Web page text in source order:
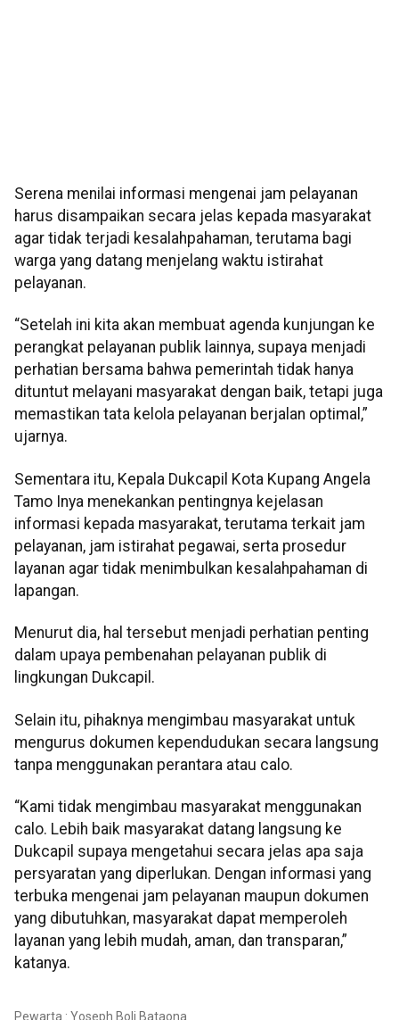
Serena menilai informasi mengenai jam pelayanan
harus disampaikan secara jelas kepada masyarakat
agar tidak terjadi kesalahpahaman, terutama bagi
warga yang datang menjelang waktu istirahat
pelayanan.
“Setelah ini kita akan membuat agenda kunjungan ke
perangkat pelayanan publik lainnya, supaya menjadi
perhatian bersama bahwa pemerintah tidak hanya
dituntut melayani masyarakat dengan baik, tetapi juga
memastikan tata kelola pelayanan berjalan optimal,”
ujarnya.
Sementara itu, Kepala Dukcapil Kota Kupang Angela
Tamo Inya menekankan pentingnya kejelasan
informasi kepada masyarakat, terutama terkait jam
pelayanan, jam istirahat pegawai, serta prosedur
layanan agar tidak menimbulkan kesalahpahaman di
lapangan.
Menurut dia, hal tersebut menjadi perhatian penting
dalam upaya pembenahan pelayanan publik di
lingkungan Dukcapil.
Selain itu, pihaknya mengimbau masyarakat untuk
mengurus dokumen kependudukan secara langsung
tanpa menggunakan perantara atau calo.
“Kami tidak mengimbau masyarakat menggunakan
calo. Lebih baik masyarakat datang langsung ke
Dukcapil supaya mengetahui secara jelas apa saja
persyaratan yang diperlukan. Dengan informasi yang
terbuka mengenai jam pelayanan maupun dokumen
yang dibutuhkan, masyarakat dapat memperoleh
layanan yang lebih mudah, aman, dan transparan,”
katanya.
Pewarta : Yoseph Boli Bataona